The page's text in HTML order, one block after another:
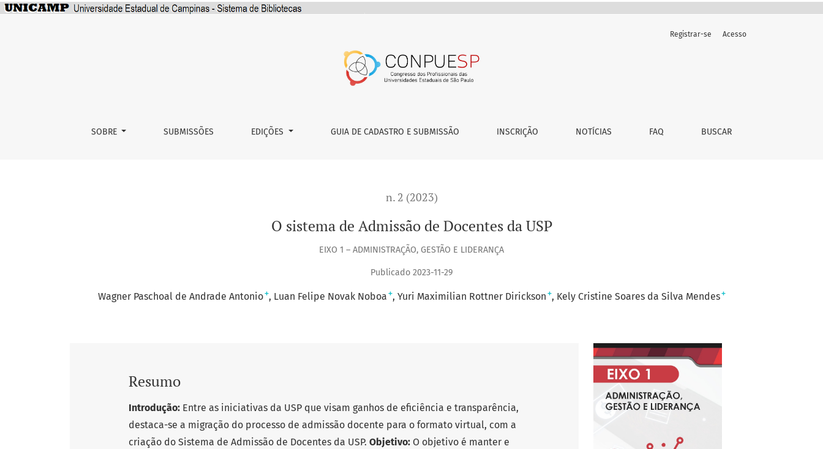
SOBRE SUBMISSÕES EDIÇÕES GUIA DE CADASTRO E SUBMISSÃO INSCRIÇÃO NOTÍCIAS FAQ BUSCAR
Registrar-se Acesso
n. 2 (2023)
O sistema de Admissão de Docentes da USP
EIXO 1 – ADMINISTRAÇÃO, GESTÃO E LIDERANÇA
Publicado 2023-11-29
Wagner Paschoal de Andrade Antonio+ Luan Felipe Novak Noboa + Yuri Maximilian Rottner Dirickson + Kely Cristine Soares da Silva Mendes+
Resumo
Introdução: Entre as iniciativas da USP que visam ganhos de eficiência e transparência,
destaca-se a migração do processo de admissão docente para o formato virtual, com a
criação do Sistema de Admissão de Docentes da USP. Objetivo: O objetivo é manter e